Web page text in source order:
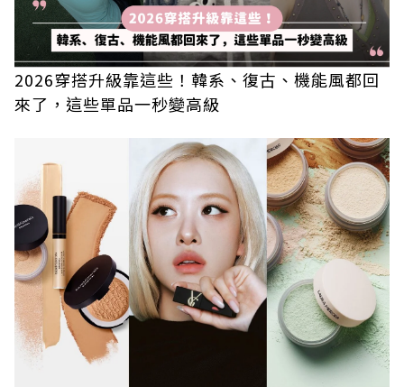
2026穿搭升級靠這些！韓系、復古、機能風都回
來了，這些單品一秒變高級